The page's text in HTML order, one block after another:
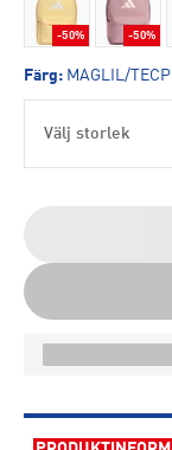
-50% -50%
Färg: MAGLIL/
Välj storlek